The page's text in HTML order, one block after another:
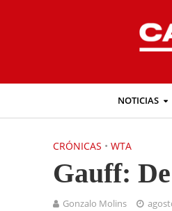
NOTICIAS
CRÓNICAS • WTA
Gauff:
Gonzalo Molins